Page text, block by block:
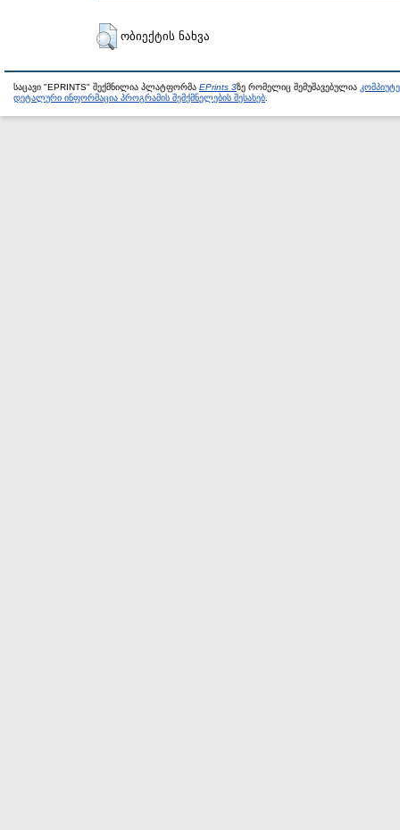
ობიექტის ნახვა
საცავი "EPRINTS" შექმნილია პლატფორმა EPrints 3ზე რომელიც შემუშავებულია
დეტალური ინფორმაცია პროგრამის შემქმნელების შესახებ.